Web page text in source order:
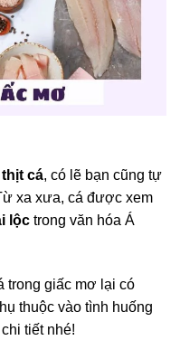
cá, có lẽ bạn cũng tự
xa xưa, cá được xem
lộc trong văn hóa Á
trong giấc mơ lại có
thuộc vào tình huống
tiết nhé!